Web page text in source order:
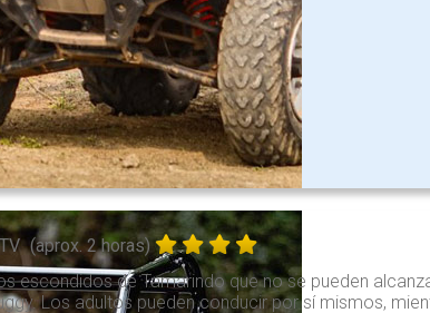
(aprox. 2 horas)
escondidos de Tamarindo que no se pueden
Los adultos pueden conducir por sí mismos,